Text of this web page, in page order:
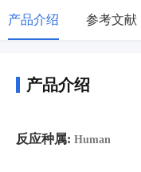
产品介绍 参考文献
产品介绍
反应种属: Human